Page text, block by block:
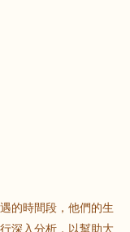
的時間段，他們的生
深入分析，以幫助大